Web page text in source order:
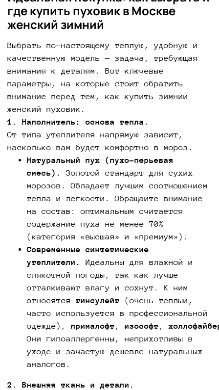
гдекупить пуховик в Москве
женский зимний
Выбрать по-настоящему теплую, удобную и
качественную модель — задача, требующая
внимания к деталям. Вот ключевые
параметры, на которые стоит обратить
внимание перед тем, как купить зимний
женский пуховик.
1. Наполнитель: основа тепла.
От типа утеплителя напрямую зависит,
насколько вам будет комфортно в мороз.
Натуральный пух (пухо-перьевая
смесь).
Золотой стандарт для сухих
морозов. Обладает лучшим соотношением
тепла и легкости. Обращайте внимание
на состав: оптимальным считается
содержание пуха не менее 70%
(категория «высшая» и «премиум»).
Современные синтетические
утеплители.
Идеальны для влажной и
слякотной погоды, так как лучше
отталкивают влагу и сохнут. К ним
относятся тинсулейт (очень теплый,
часто используется в профессиональной
одежде), прималофт , изософт ,
Они гипоаллергенны, неприхотливы в
уходе и зачастую дешевле натуральных
аналогов.
2. Внешняя ткань и детали.